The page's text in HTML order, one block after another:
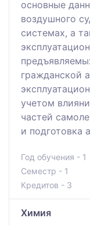
основные
воздушного
системах, а
гражданской
учетом
частей
и подготовка
Год обучения - 1
Семестр - 1
Кредитов - 3
Химия